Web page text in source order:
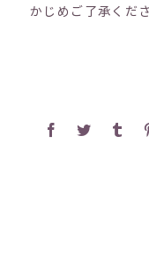
かじめご了承くださ
Facebook
Twitter